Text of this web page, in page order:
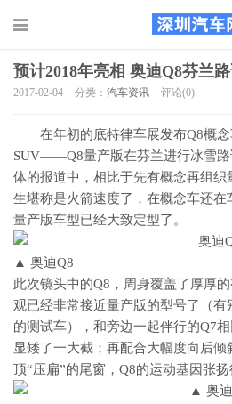
预计2018年亮相 奥迪Q8芬兰
2017-02-04 分类： 汽车资讯 评论(0)
在年初的底特律车展发布Q8概
SUV——Q8量产版在芬兰进行冰雪路
体的报道中，相比于先有概念再组织
生堪称是火箭速度了，在概念车还在
量产版车型已经大致定型了。
▲ 奥迪Q8
此次镜头中的Q8，周身覆盖了厚厚
观已经非常接近量产版的型号了（有
的测试车），和旁边一起伴行的Q7
显矮了一大截；再配合大幅度向后
顶“压扁”的尾窗，Q8的运动基因张扬